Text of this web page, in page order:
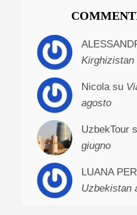
Kirghizistan
Nicola su
agosto
UzbekTour
giugno
LUANA
Uzbekistan